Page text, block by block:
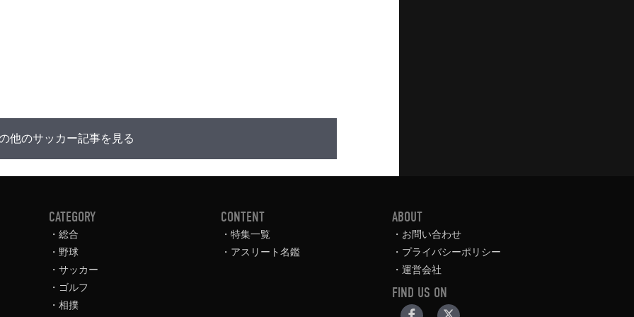
他のサッカー記事を見る
CATEGORY
総合
野球
サッカー
ゴルフ
相撲
CONTENT
特集一覧
アスリート名鑑
ABOUT
お問い合わせ
プライバシーポリシー
運営会社
FIND US ON